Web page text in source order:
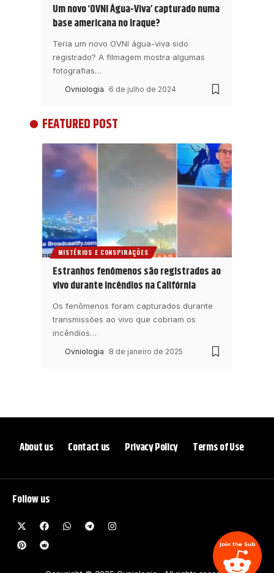
Um novo ‘OVNI Água-Viva’ capturado numa
base americana no Iraque?
Teria um novo OVNI água-viva sido
registrado? A filmagem mostra algumas
fotografias…
Ovniologia 6 de julho de 2024
FEATURED POST
MISTÉRIOS E CONSPIRAÇÕES
Estranhos fenômenos são registrados ao
vivo durante incêndios na Califórnia
Os fenômenos foram capturados durante
transmissões ao vivo que cobriam os
incêndios…
Ovniologia 8 de janeiro de 2025
Follow us
About us Contact us Privacy Policy Terms of Use